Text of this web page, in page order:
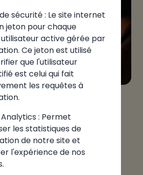
choisir
sécurité : Le site internet
jeton pour chaque
utilisateur active gérée par
Ce jeton est utilisé
que l'utilisateur
est celui qui fait
les requêtes à
: Permet
les statistiques de
de notre site et
l'expérience de nos